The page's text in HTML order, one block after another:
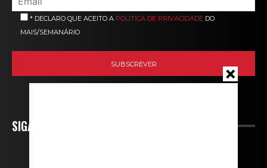
* DECLARO QUE ACEITO A POLÍTICA DE PRIVACIDADE DO
MAIS/SEMANÁRIO
SIGA-NOS